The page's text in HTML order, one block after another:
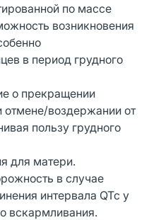
по массе
возникновения
в период грудного
о прекращении
отмене/воздержании от
пользу грудного
для матери.
в случае
интервала QTc у
вскармливания.